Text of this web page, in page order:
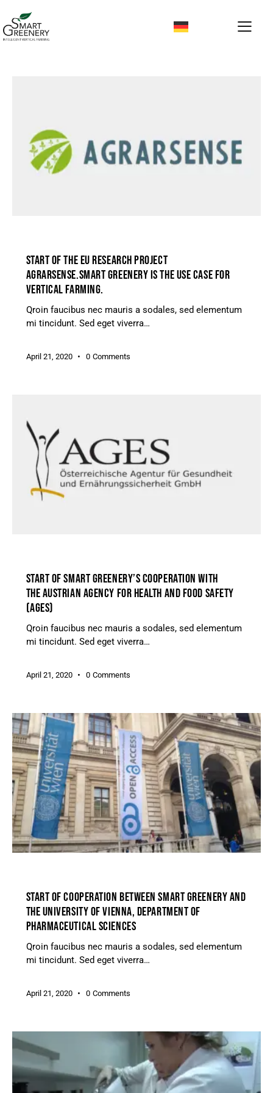
START OF THE EU RESEARCH PROJECT
AGRARSENSE.SMART GREENERY IS THE USE CASE FOR
VERTICAL FARMING.
Qroin faucibus nec mauris a sodales, sed elementum
mi tincidunt. Sed eget viverra…
April 21, 2020 0 Comments
START OF SMART GREENERY’S COOPERATION WITH
THE AUSTRIAN AGENCY FOR HEALTH AND FOOD SAFETY
(AGES)
Qroin faucibus nec mauris a sodales, sed elementum
mi tincidunt. Sed eget viverra…
April 21, 2020 0 Comments
START OF COOPERATION BETWEEN SMART GREENERY AND
THE UNIVERSITY OF VIENNA, DEPARTMENT OF
PHARMACEUTICAL SCIENCES
Qroin faucibus nec mauris a sodales, sed elementum
mi tincidunt. Sed eget viverra…
April 21, 2020 0 Comments